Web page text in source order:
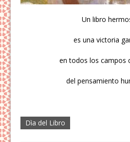
Un libro
es una victoria
en todos los campos
del pensamiento
Dìa del Libro